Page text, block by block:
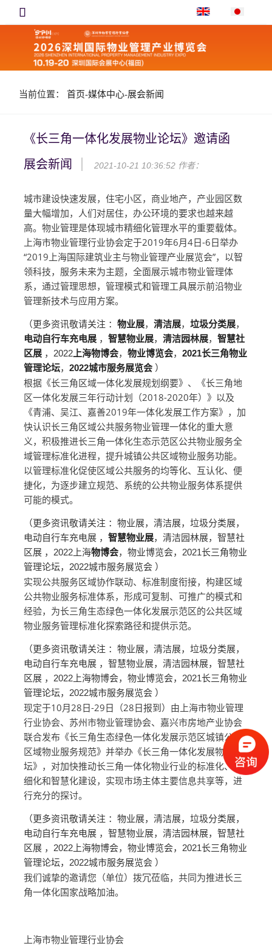

当前位置：首页-媒体中心-展会新闻
《长三角一体化发展物业论坛》邀请函
展会新闻
2021-10-21 10:36:52 作者：
城市建设快速发展，住宅小区，商业地产，产业园区数
量大幅增加，人们对居住，办公环境的要求也越来越
高。物业管理是体现城市精细化管理水平的重要载体。
上海市物业管理行业协会定于2019年6月4日-6日举办
“2019上海国际建筑业主与物业管理产业展览会”，以智
领科技，服务未来为主题，全面展示城市物业管理体
系，通过管理思想，管理模式和管理工具展示前沿物业
管理新技术与应用方案。
（更多资讯敬请关注 ：物业展，清洁展，垃圾分类展，
电动自行车充电展 ，智慧物业展，清洁园林展，智慧社
区展 ，2022 上海物博会，物业博览会，2021长三角物业
管理论坛，2022城市服务展览会 ）
根据《长三角区域一体化发展规划纲要》、《长三角地
区一体化发展三年行动计划（2018-2020年）》以及
《青浦、吴江、嘉善2019年一体化发展工作方案》，加
快认识长三角区域公共服务物业管理一体化的重大意
义，积极推进长三角一体化生态示范区公共物业服务全
域管理标准化进程，提升城镇公共区域物业服务功能。
以管理标准化促使区域公共服务的均等化、互认化、便
捷化，为逐步建立规范、系统的公共物业服务体系提供
可能的模式。
（更多资讯敬请关注 ：物业展，清洁展，垃圾分类展，
电动自行车充电展 ，智慧物业展，清洁园林展，智慧社
区展 ，2022上海物博会，物业博览会，2021长三角物业
管理论坛，2022城市服务展览会 ）
实现公共服务区域协作联动、标准制度衔接，构建区域
公共物业服务标准体系，形成可复制、可推广的模式和
经验，为长三角生态绿色一体化发展示范区的公共区域
物业服务管理标准化探索路径和提供示范。
（更多资讯敬请关注 ：物业展，清洁展，垃圾分类展，
电动自行车充电展 ，智慧物业展，清洁园林展，智慧社
区展 ，2022上海物博会，物业博览会，2021长三角物业
管理论坛，2022城市服务展览会 ）
现定于10月28日-29日（28日报到）由上海市物业管理
行业协会、苏州市物业管理协会、嘉兴市房地产业协会
联合发布《长三角生态绿色一体化发展示范区城镇公共
区域物业服务规范》并举办《长三角一体化发展物业论
坛》，对加快推动长三角一体化物业行业的标准化、精
细化和智慧化建设，实现市场主体主要信息共享等，进
行充分的探讨。
（更多资讯敬请关注 ：物业展，清洁展，垃圾分类展，
电动自行车充电展 ，智慧物业展，清洁园林展，智慧社
区展 ，2022上海物博会，物业博览会，2021长三角物业
管理论坛，2022城市服务展览会 ）
我们诚挚的邀请您（单位）拨冗莅临，共同为推进长三
角一体化国家战略加油。
上海市物业管理行业协会